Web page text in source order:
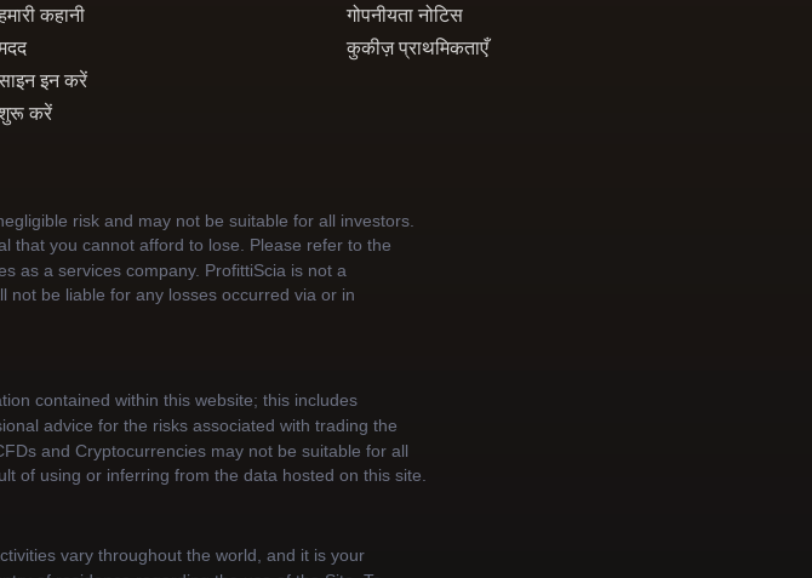
कहानी
इन करें
करें
गोपनीयता नोटिस
कुकीज़ प्राथमिकताएँ